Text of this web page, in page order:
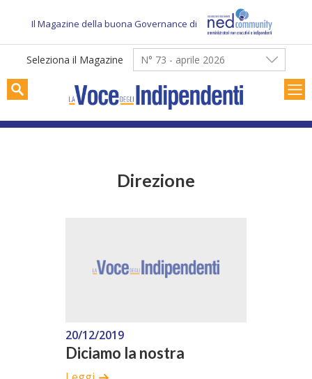
content
Il Magazine della buona Governance di
Seleziona il Magazine N° 73 - aprile 2026
Direzione
20/12/2019
Diciamo la nostra